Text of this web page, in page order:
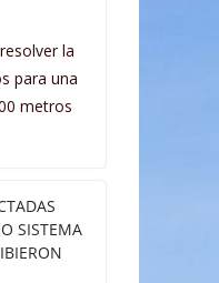
la
para una
metros
SISTEMA